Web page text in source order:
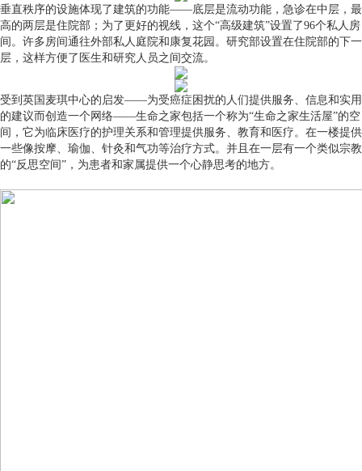
垂直秩序的设施体现了建筑的功能——底层是流动功能，急诊在中层，最
高的两层是住院部；为了更好的视线，这个“高级建筑”设置了96个私人房
间。许多房间通往外部私人庭院和康复花园。研究部设置在住院部的下一
层，这样方便了医生和研究人员之间交流。
受到英国麦琪中心的启发——为受癌症困扰的人们提供服务、信息和实用
的建议而创造一个网络——生命之家包括一个称为“生命之家生活屋”的空
间，它为临床医疗的护理关系和管理提供服务、教育和医疗。在一楼提供
一些像按摩、瑜伽、针灸和气功等治疗方式。并且在一层有一个类似宗教
的“反思空间”，为患者和家属提供一个心静思考的地方。